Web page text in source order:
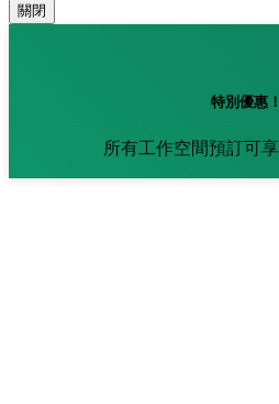
關閉
特別優惠！
所有工作空間預訂可